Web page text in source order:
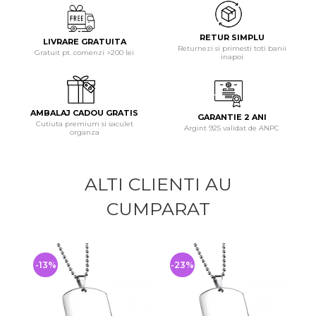
LIVRARE GRATUITA
Gratuit pt. comenzi >200 lei
RETUR SIMPLU
Returnezi si primesti toti banii
inapoi
AMBALAJ CADOU GRATIS
Cutiuta premium si saculet
organza
GARANTIE 2 ANI
Argint 925 validat de ANPC
ALTI CLIENTI AU
CUMPARAT
-13% -23%